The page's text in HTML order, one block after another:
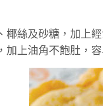
椰絲及砂糖，加上
加上油角不飽肚，